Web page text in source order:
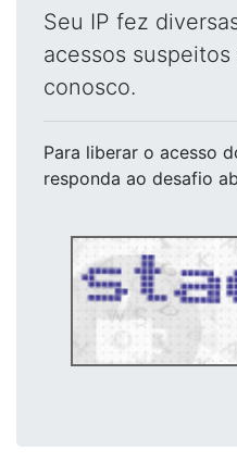
Seu IP fez
acessos
conosco.
Para liberar o acesso
responda ao desafio